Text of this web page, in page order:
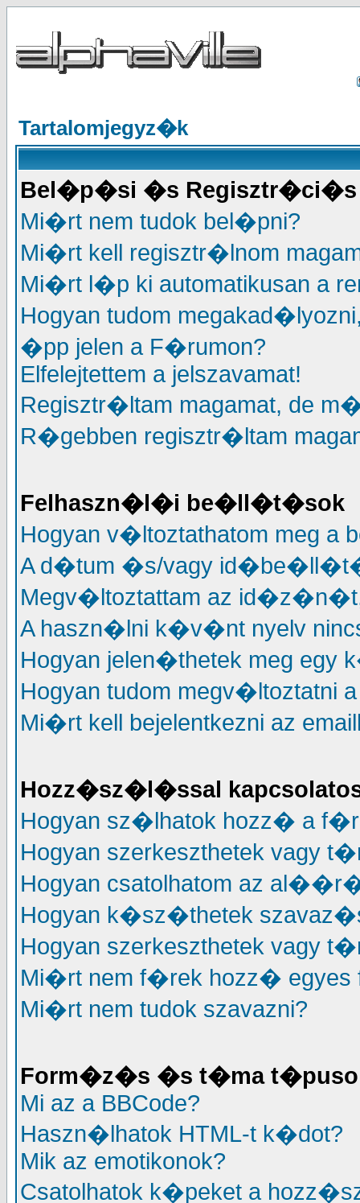
Tartalomjegyz�k
Bel�p�si �s Regisztr�ci�s
Mi�rt nem tudok bel�pni?
Mi�rt kell regisztr�lnom
Mi�rt l�p ki automatikusan a
Hogyan tudom
�pp jelen a F�rumon?
Elfelejtettem a jelszavamat!
Regisztr�ltam magamat, de
R�gebben regisztr�ltam
Felhaszn�l�i be�ll�t�sok
Hogyan v�ltoztathatom meg
A d�tum �s/vagy
Megv�ltoztattam az
A haszn�lni k�v�nt nyelv
Hogyan jelen�thetek meg egy
Hogyan tudom megv�ltoztatni
Mi�rt kell bejelentkezni az
Hozz�sz�l�ssal
Hogyan sz�lhatok hozz� a
Hogyan szerkeszthetek vagy
Hogyan csatolhatom az
Hogyan k�sz�thetek
Hogyan szerkeszthetek vagy
Mi�rt nem f�rek hozz� egyes
Mi�rt nem tudok szavazni?
Form�z�s �s t�ma
Mi az a BBCode?
Haszn�lhatok HTML-t k�dot?
Mik az emotikonok?
Csatolhatok k�peket a